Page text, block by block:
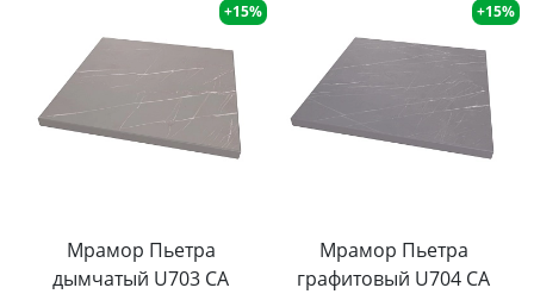
+15%
Мрамор Пьетра
дымчатый U703 CA
+15%
Мрамор Пьетра
графитовый U704 CA